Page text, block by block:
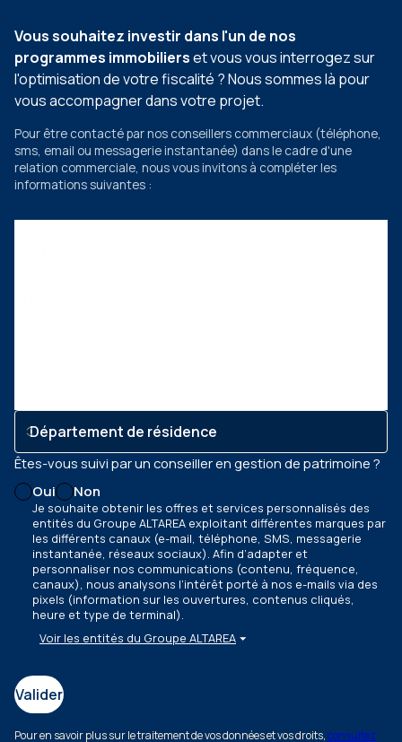
Vous souhaitez investir dans l'un de nos
programmes immobilierset vous vous interrogez sur
l'optimisation de votre fiscalité ? Nous sommes là pour
vous accompagner dans votre projet.
Pour être contacté par nos conseillers commerciaux (téléphone,
sms, email ou messagerie instantanée) dans le cadre d'une
relation commerciale, nous vous invitons à compléter les
informations suivantes :
Êtes-vous suivi par un conseiller en gestion de patrimoine ?
Oui
Non
Je souhaite obtenir les offres et services personnalisés des
entités du Groupe ALTAREA exploitant différentes marques par
les différents canaux (e-mail, téléphone, SMS, messagerie
instantanée, réseaux sociaux). Afin d’adapter et
personnaliser nos communications (contenu, fréquence,
canaux), nous analysons l’intérêt porté à nos e-mails via des
pixels (information sur les ouvertures, contenus cliqués,
heure et type de terminal).
Voir les entités du Groupe ALTAREA
Valider
Pour en savoir plus sur le traitement de vos données et vos droits,consultez